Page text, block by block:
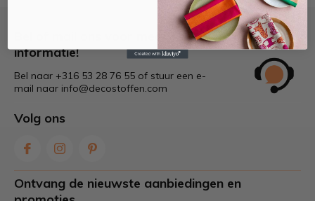
informatie!
Bel naar +316 53 28 76 55 of stuur een e-
mail naar info@decostoffen.com
Volg ons
Ontvang de nieuwste aanbiedingen en